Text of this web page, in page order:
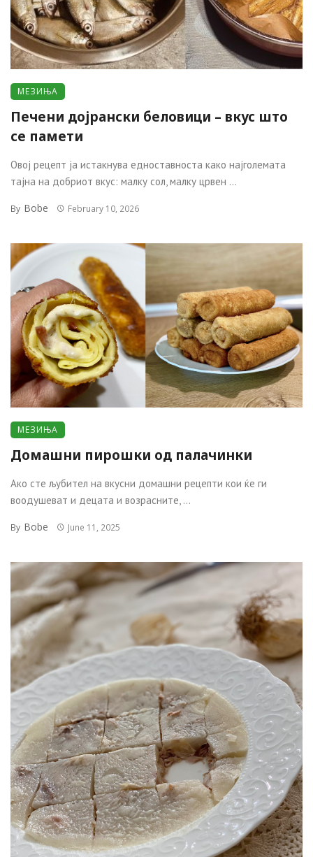
МЕЗИЊА
Печени дојрански белoвици – вкус што
се памети
Овој рецепт ја истакнува едноставноста како најголемата
тајна на добриот вкус: малку сол, малку црвен ...
By Bobe February 10, 2026
МЕЗИЊА
Домашни пирошки од палачинки
Ако сте љубител на вкусни домашни рецепти кои ќе ги
воодушеват и децата и возрасните, ...
By Bobe June 11, 2025